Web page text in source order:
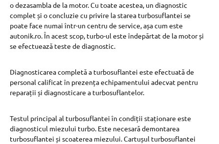
o dezasambla de la motor. Cu toate acestea, un diagnostic
complet și o concluzie cu privire la starea turbosuflantei se
poate face numai într-un centru de service, așa cum este
autonik.ro. În acest scop, turbo-ul este îndepărtat de la motor și
se efectuează teste de diagnostic.
Diagnosticarea completă a turbosuflantei este efectuată de
personal calificat în prezența echipamentului adecvat pentru
reparații și diagnosticare a turbosuflantelor.
Testul principal al turbosuflantei în condiții staționare este
diagnosticul miezului turbo. Este necesară demontarea
turbosuflantei și scoaterea miezului. Cartușul turbosuflantei